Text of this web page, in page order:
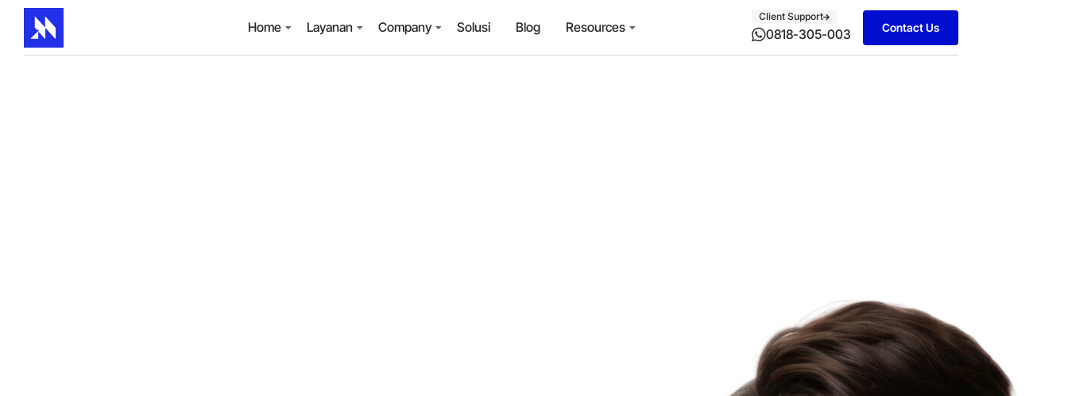
Home Layanan Company Solusi Blog Resources
Client Support
0818-305-003 Contact Us